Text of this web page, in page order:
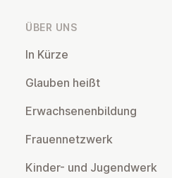
ÜBER UNS
In Kürze
Glauben heißt
Er­wach­se­nen­bil­dung
Frau­en­netz­werk
Kinder- und Ju­gend­werk